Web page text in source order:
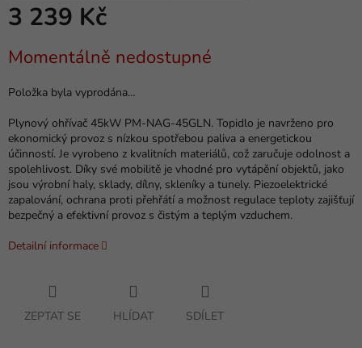
3 239 Kč
cena:
Momentálně nedostupné
Položka byla vyprodána…
Plynový ohřívač 45kW PM-NAG-45GLN. Topidlo je navrženo pro
ekonomický provoz s nízkou spotřebou paliva a energetickou
účinností. Je vyrobeno z kvalitních materiálů, což zaručuje odolnost a
spolehlivost. Díky své mobilitě je vhodné pro vytápění objektů, jako
jsou výrobní haly, sklady, dílny, skleníky a tunely. Piezoelektrické
zapalování, ochrana proti přehřátí a možnost regulace teploty zajišťují
bezpečný a efektivní provoz s čistým a teplým vzduchem.
Detailní informace
ZEPTAT SE HLÍDAT SDÍLET